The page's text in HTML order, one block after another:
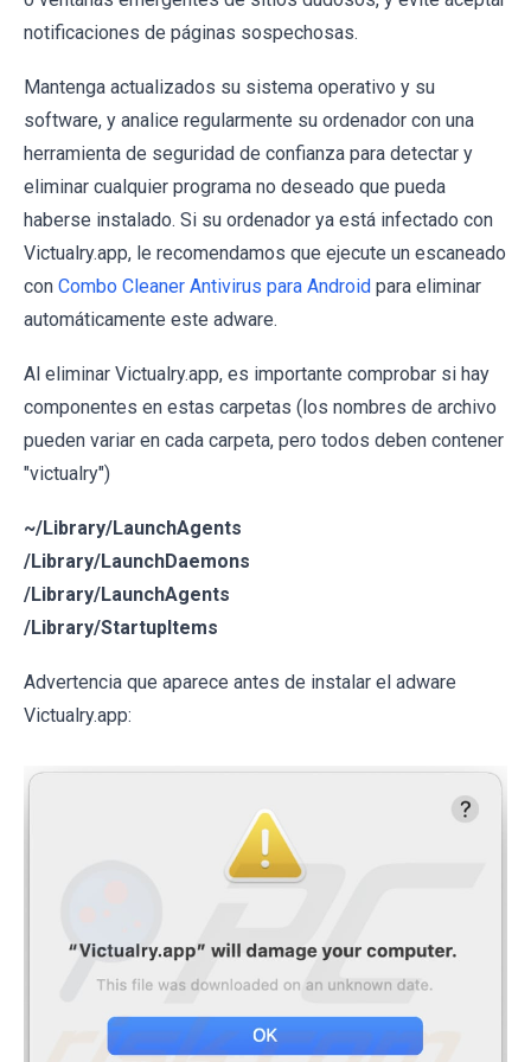
notificaciones de páginas sospechosas.
Mantenga actualizados su sistema operativo y su
software, y analice regularmente su ordenador con una
herramienta de seguridad de confianza para detectar y
eliminar cualquier programa no deseado que pueda
haberse instalado. Si su ordenador ya está infectado con
Victualry.app, le recomendamos que ejecute un escaneado
con Combo Cleaner Antivirus para Android para eliminar
automáticamente este adware.
Al eliminar Victualry.app, es importante comprobar si hay
componentes en estas carpetas (los nombres de archivo
pueden variar en cada carpeta, pero todos deben contener
"victualry")
~/Library/LaunchAgents
/Library/LaunchDaemons
/Library/LaunchAgents
/Library/StartupItems
Advertencia que aparece antes de instalar el adware
Victualry.app: